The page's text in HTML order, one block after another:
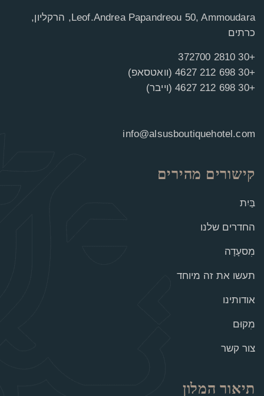
Leof.Andrea Papandreou 50, Ammoudara, הרקליון,
כרתים
+30 2810 372700
+30 698 212 4627 (וואטסאפ)
+30 698 212 4627 (וייבר)
info@alsusboutiquehotel.com
קישורים מהירים
בַּיִת
החדרים שלנו
מִסעָדָה
תעשו את זה מיוחד
אודותינו
מִקוּם
צור קשר
תיאור המלון